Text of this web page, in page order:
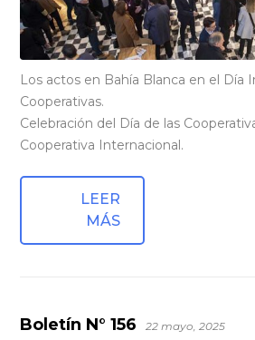
Los actos en Bahía Blanca en el Día
Cooperativas.
Celebración del Día de las
Cooperativa Internacional.
LEER
MÁS
Boletín N° 156 22 mayo, 2025